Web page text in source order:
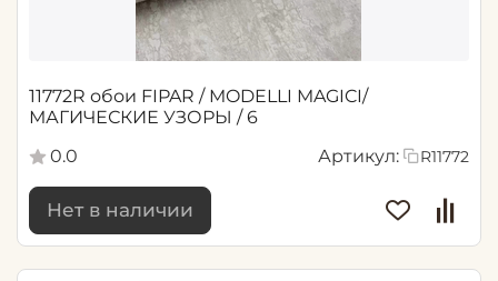
11772R обои FIPAR / MODELLI MAGICI/
МАГИЧЕСКИЕ УЗОРЫ / 6
0.0
Артикул: R11772
Нет в наличии